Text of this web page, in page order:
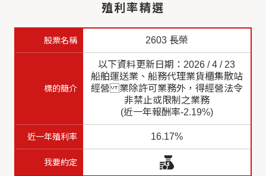
殖利率精選
2603 長榮
以下資料更新日期：2026 / 4 / 23
船舶運送業、船務代理業貨櫃集散站
經營 業除許可業務外，得經營法令
非禁止或限制之業務
(近一年報酬率-2.19%)
16.17%